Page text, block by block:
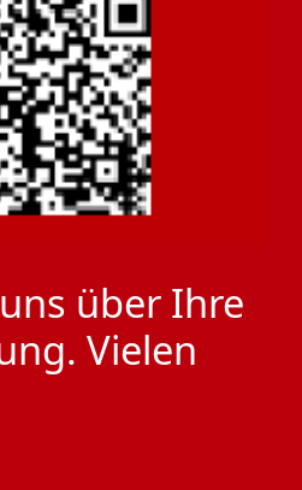
über Ihre
Vielen